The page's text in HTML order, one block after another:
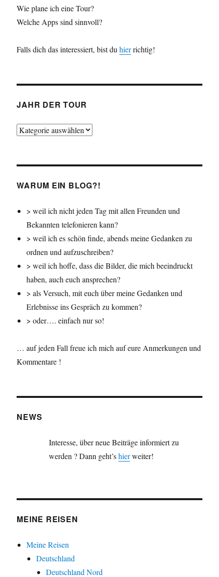
Wie plane ich eine Tour?
Welche Apps sind sinnvoll?
Falls dich das interessiert, bist duhierrichtig!
JAHR DER TOUR
Jahr
WARUM EIN BLOG?!
> weil ich nicht jeden Tag mit allen Freunden und
Bekannten telefonieren kann?
> weil ich es schön finde, abends meine Gedanken zu
ordnen und aufzuschreiben?
> weil ich hoffe, dass die Bilder, die mich beeindruckt
haben, auch euch ansprechen?
> als Versuch, mit euch über meine Gedanken und
Erlebnisse ins Gespräch zu kommen?
> oder…. einfach nur so!
… auf jeden Fall freue ich mich auf eure Anmerkungen und
Kommentare !
NEWS
Interesse, über neue Beiträge informiert zu
werden ? Dann geht’shierweiter!
MEINE REISEN
Meine Reisen
Deutschland
Deutschland Nord